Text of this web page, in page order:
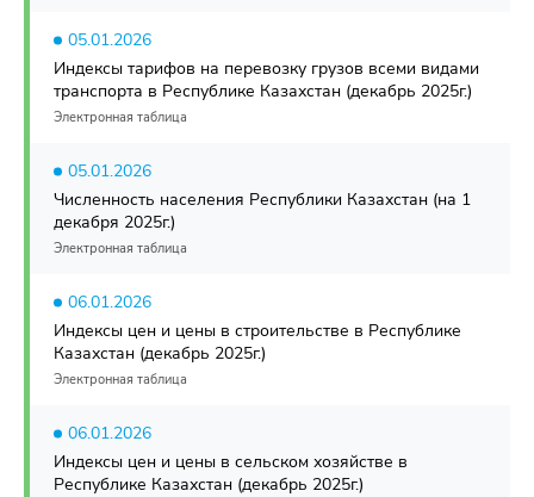
05.01.2026
Индексы тарифов на перевозку грузов всеми видами
транспорта в Республике Казахстан (декабрь 2025г.)
Электронная таблица
05.01.2026
Численность населения Республики Казахстан (на 1
декабря 2025г.)
Электронная таблица
06.01.2026
Индексы цен и цены в строительстве в Республике
Казахстан (декабрь 2025г.)
Электронная таблица
06.01.2026
Индексы цен и цены в сельском хозяйстве в
Республике Казахстан (декабрь 2025г.)